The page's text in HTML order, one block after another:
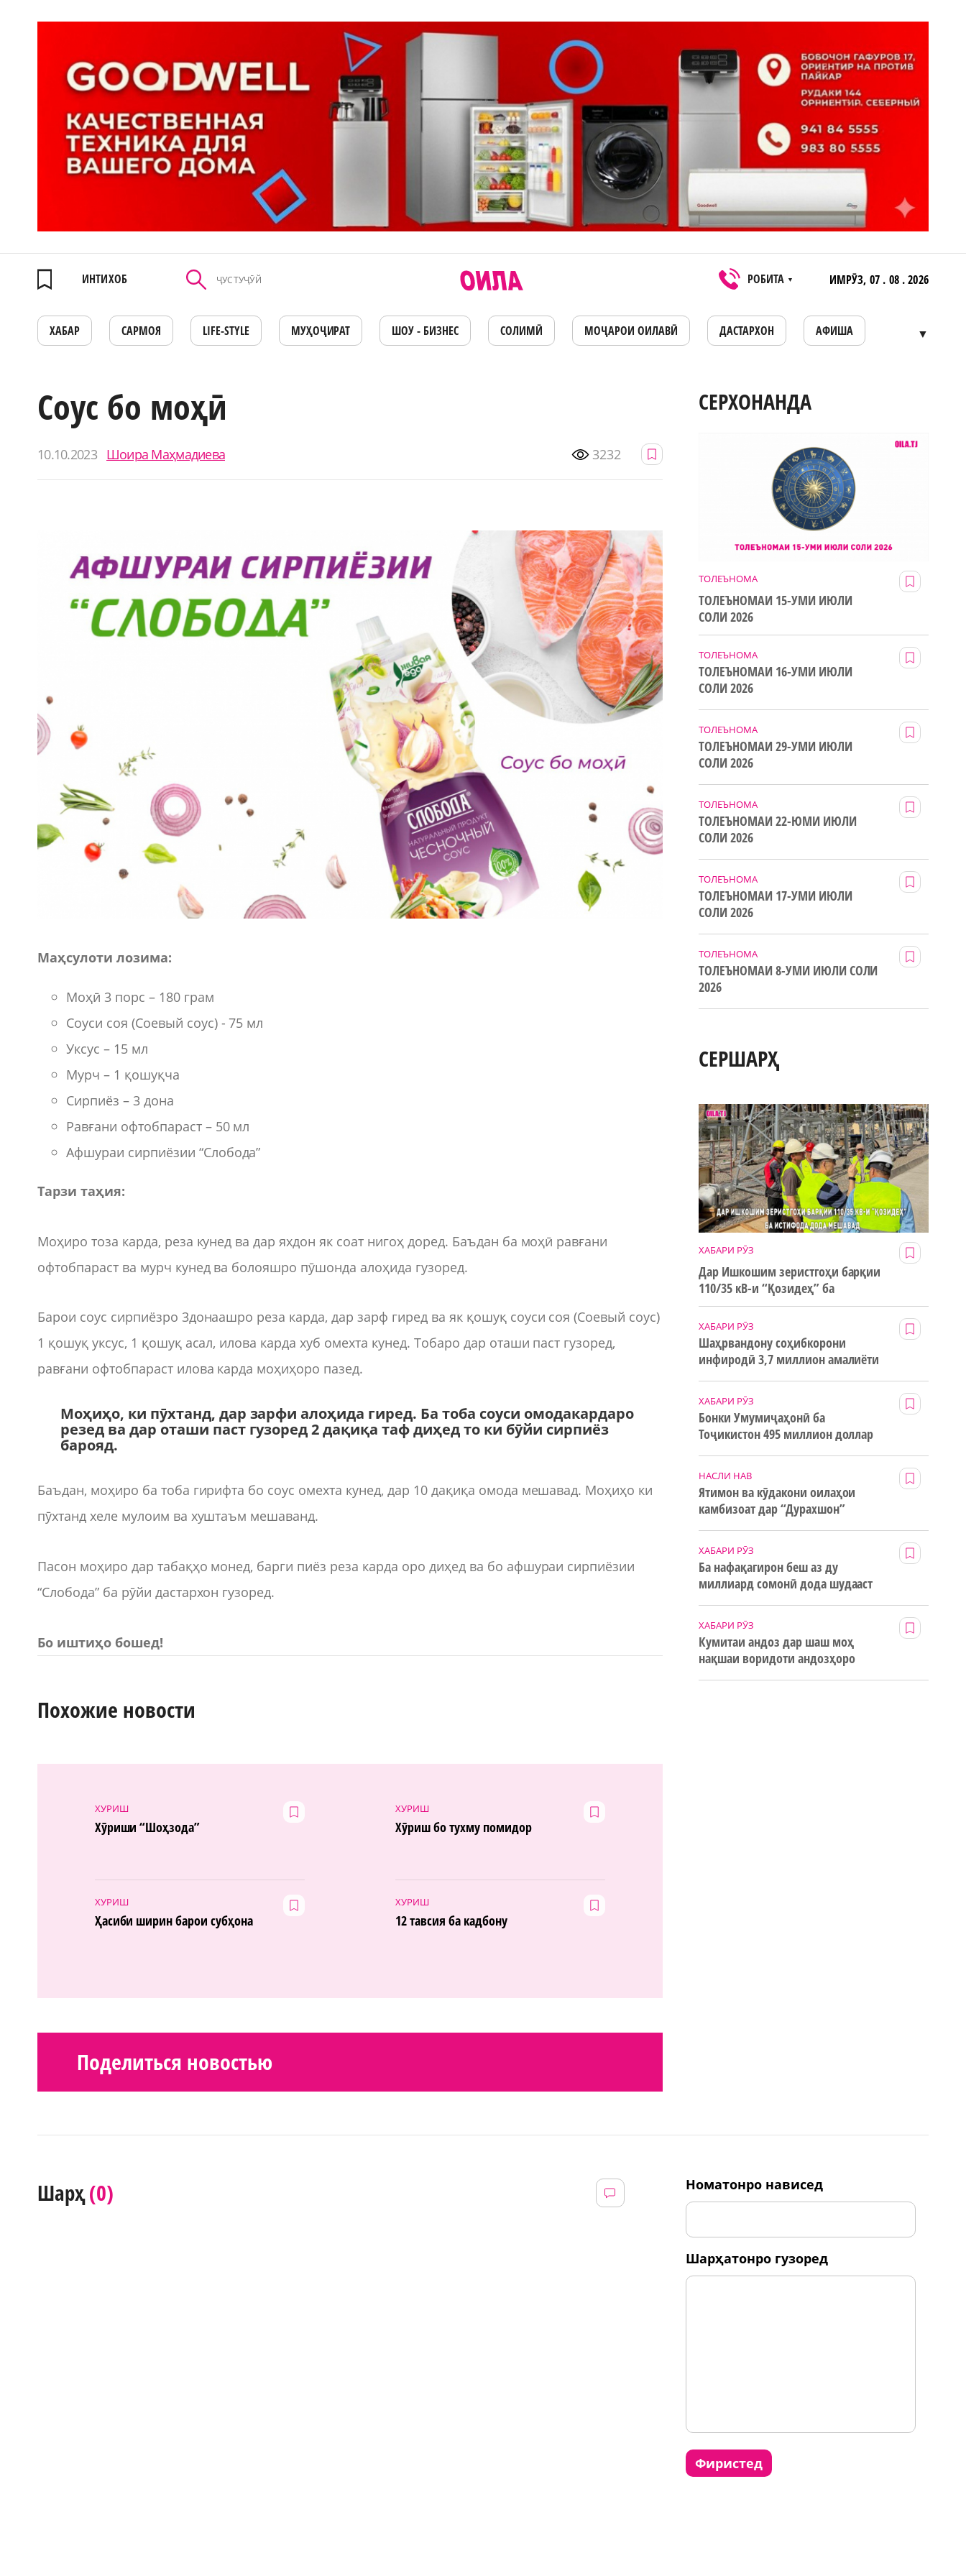
ИНТИХОБ РОБИТА ▼ ИМРӮЗ, 07 . 08 . 2026
ХАБАР САРМОЯ LIFE-STYLE МУҲОҶИРАТ ШОУ - БИЗНЕС СОЛИМӢ МОҶАРОИ ОИЛАВӢ ДАСТАРХОН АФИША ▼
Соус бо моҳӣ
10.10.2023 Шоира Маҳмадиева 3232
Маҳсулоти лозима:
Моҳӣ 3 порс – 180 грам
Соуси соя (Соевый соус) - 75 мл
Уксус – 15 мл
Мурч – 1 қошуқча
Сирпиёз – 3 дона
Равғани офтобпараст – 50 мл
Афшураи сирпиёзии “Слобода”
Тарзи таҳия:
Моҳиро тоза карда, реза кунед ва дар яхдон як соат нигоҳ доред. Баъдан ба моҳӣ равғани
офтобпараст ва мурч кунед ва болояшро пӯшонда алоҳида гузоред.
Барои соус сирпиёзро 3донаашро реза карда, дар зарф гиред ва як қошуқ соуси соя (Соевый соус)
1 қошуқ уксус, 1 қошуқ асал, илова карда хуб омехта кунед. Тобаро дар оташи паст гузоред,
равғани офтобпараст илова карда моҳиҳоро пазед.
Моҳиҳо, ки пӯхтанд, дар зарфи алоҳида гиред. Ба тоба соуси омодакардаро
резед ва дар оташи паст гузоред 2 дақиқа таф диҳед то ки бӯйи сирпиёз
барояд.
Баъдан, моҳиро ба тоба гирифта бо соус омехта кунед, дар 10 дақиқа омода мешавад. Моҳиҳо ки
пӯхтанд хеле мулоим ва хуштаъм мешаванд.
Пасон моҳиро дар табақҳо монед, барги пиёз реза карда оро диҳед ва бо афшураи сирпиёзии
“Слобода” ба рӯйи дастархон гузоред.
Бо иштиҳо бошед!
Похожие новости
ХУРИШ
Хӯриши “Шоҳзода”
ХУРИШ
Хӯриш бо тухму помидор
ХУРИШ
Ҳасиби ширин барои субҳона
ХУРИШ
12 тавсия ба кадбону
Поделиться новостью
СЕРХОНАНДА
ТОЛЕЪНОМА
ТОЛЕЪНОМАИ 15-УМИ ИЮЛИ
СОЛИ 2026
ТОЛЕЪНОМА
ТОЛЕЪНОМАИ 16-УМИ ИЮЛИ
СОЛИ 2026
ТОЛЕЪНОМА
ТОЛЕЪНОМАИ 29-УМИ ИЮЛИ
СОЛИ 2026
ТОЛЕЪНОМА
ТОЛЕЪНОМАИ 22-ЮМИ ИЮЛИ
СОЛИ 2026
ТОЛЕЪНОМА
ТОЛЕЪНОМАИ 17-УМИ ИЮЛИ
СОЛИ 2026
ТОЛЕЪНОМА
ТОЛЕЪНОМАИ 8-УМИ ИЮЛИ СОЛИ
2026
СЕРШАРҲ
ХАБАРИ РӮЗ
Дар Ишкошим зеристгоҳи барқии
110/35 кВ-и “Қозидеҳ” ба
истифода дода мешавад
ХАБАРИ РӮЗ
Шаҳрвандону соҳибкорони
инфиродӣ 3,7 миллион амалиёти
ХАБАРИ РӮЗ
Бонки Умумиҷаҳонӣ ба
Тоҷикистон 495 миллион доллар
НАСЛИ НАВ
Ятимон ва кӯдакони оилаҳои
камбизоат дар “Дурахшон”
ХАБАРИ РӮЗ
Ба нафақагирон беш аз ду
миллиард сомонӣ дода шудааст
ХАБАРИ РӮЗ
Кумитаи андоз дар шаш моҳ
нақшаи воридоти андозҳоро
Шарҳ(0) номатонро нависед
шарҳатонро гузоред
фиристед